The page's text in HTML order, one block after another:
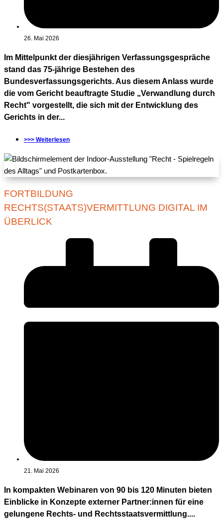
26. Mai 2026
Im Mittelpunkt der diesjährigen Verfassungsgespräche
stand das 75-jährige Bestehen des
Bundesverfassungsgerichts. Aus diesem Anlass wurde
die vom Gericht beauftragte Studie „Verwandlung durch
Recht" vorgestellt, die sich mit der Entwicklung des
Gerichts in der...
>>> Weiterlesen
FORTBILDUNG
RECHTS(STAATS)VERMITTLUNG DIGITAL IM
ÜBERLICK
21. Mai 2026
In kompakten Webinaren von 90 bis 120 Minuten bieten
Einblicke in Konzepte externer Partner:innen für eine
gelungene Rechts- und Rechtsstaatsvermittlung....